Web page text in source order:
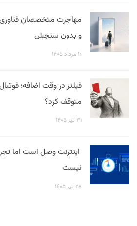
مهاجرت متخصصان
و بدون سنجش
۱۰ مرداد ۱۴۰۵
متوقف کرد؟
۳۱ تیر ۱۴۰۵
اینترنت وصل است اما
نیست
۲۸ تیر ۱۴۰۵